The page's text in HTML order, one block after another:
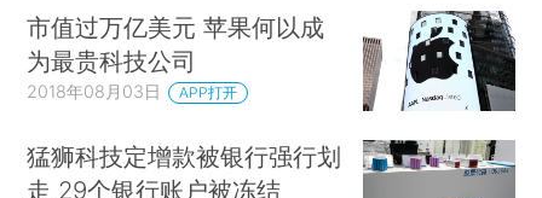
市值过万亿美元 苹果何以成
为最贵科技公司
2018年08月03日 APP打开
猛狮科技定增款被银行强行划
走 29个银行账户被冻结